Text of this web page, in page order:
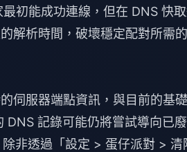
初能成功連線，但在 DNS 快
解析時間，破壞穩定配對所需
伺服器端點資訊，與目前的基
記錄可能仍將嘗試導向已
非透過「設定 > 蛋仔派對 >